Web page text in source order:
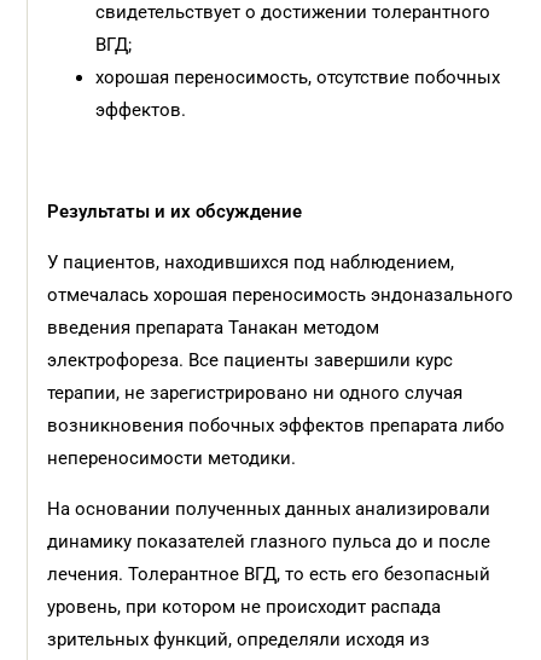
свидетельствует о достижении толерантного
ВГД;
хорошая переносимость, отсутствие побочных
эффектов.
Результаты и их обсуждение
У пациентов, находившихся под наблюдением,
отмечалась хорошая переносимость эндоназального
введения препарата Танакан методом
электрофореза. Все пациенты завершили курс
терапии, не зарегистрировано ни одного случая
возникновения побочных эффектов препарата либо
непереносимости методики.
На основании полученных данных анализировали
динамику показателей глазного пульса до и после
лечения. Толерантное ВГД, то есть его безопасный
уровень, при котором не происходит распада
зрительных функций, определяли исходя из